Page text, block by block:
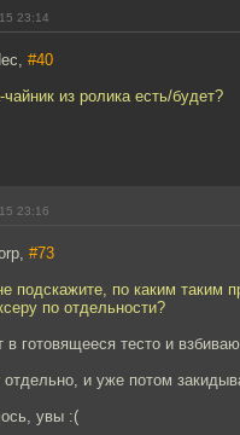
23:14
#40
из ролика есть/будет?
23:16
#73
подскажите, по каким таким
по отдельности?
в готовящееся тесто и
отдельно, и уже потом
увы :(